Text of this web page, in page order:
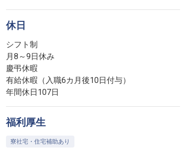
休日
シフト制
月8～9日休み
慶弔休暇
有給休暇（入職6カ月後10日付与）
年間休日107日
福利厚生
寮社宅・住宅補助あり